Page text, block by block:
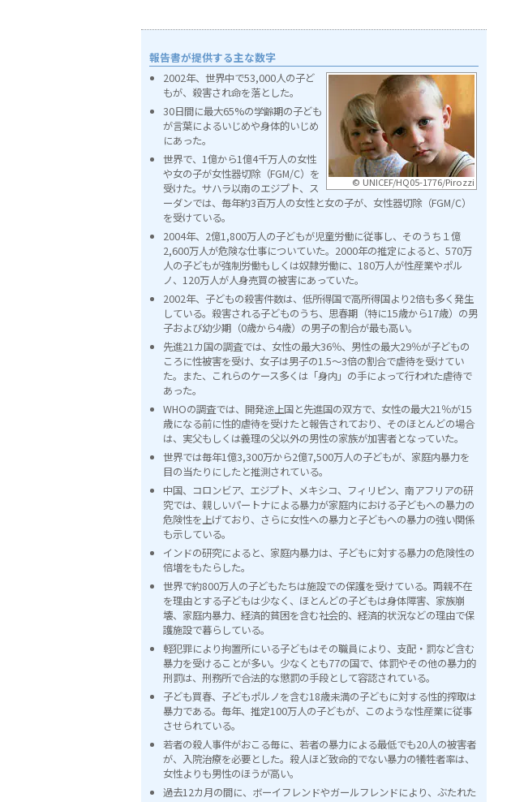
報告書が提供する主な数字
© UNICEF/HQ05-1776/Pirozzi
2002年、世界中で53,000人の子ど
もが、殺害され命を落とした。
30日間に最大65%の学齢期の子ども
が言葉によるいじめや身体的いじめ
にあった。
世界で、1億から1億4千万人の女性
や女の子が女性器切除（FGM/C）を
受けた。サハラ以南のエジプト、ス
ーダンでは、毎年約3百万人の女性と女の子が、女性器切除（FGM/C）
を受けている。
2004年、2億1,800万人の子どもが児童労働に従事し、そのうち１億
2,600万人が危険な仕事についていた。2000年の推定によると、570万
人の子どもが強制労働もしくは奴隷労働に、180万人が性産業やポル
ノ、120万人が人身売買の被害にあっていた。
2002年、子どもの殺害件数は、低所得国で高所得国より2倍も多く発生
している。殺害される子どものうち、思春期（特に15歳から17歳）の男
子および幼少期（0歳から4歳）の男子の割合が最も高い。
先進21カ国の調査では、女性の最大36％、男性の最大29％が子どもの
ころに性被害を受け、女子は男子の1.5〜3倍の割合で虐待を受けてい
た。また、これらのケース多くは「身内」の手によって行われた虐待で
あった。
WHOの調査では、開発途上国と先進国の双方で、女性の最大21％が15
歳になる前に性的虐待を受けたと報告されており、そのほとんどの場合
は、実父もしくは義理の父以外の男性の家族が加害者となっていた。
世界では毎年1億3,300万から2億7,500万人の子どもが、家庭内暴力を
目の当たりにしたと推測されている。
中国、コロンビア、エジプト、メキシコ、フィリピン、南アフリアの研
究では、親しいパートナによる暴力が家庭内における子どもへの暴力の
危険性を上げており、さらに女性への暴力と子どもへの暴力の強い関係
も示している。
インドの研究によると、家庭内暴力は、子どもに対する暴力の危険性の
倍増をもたらした。
世界で約800万人の子どもたちは施設での保護を受けている。両親不在
を理由とする子どもは少なく、ほとんどの子どもは身体障害、家族崩
壊、家庭内暴力、経済的貧困を含む社会的、経済的状況などの理由で保
護施設で暮らしている。
軽犯罪により拘置所にいる子どもはその職員により、支配・罰など含む
暴力を受けることが多い。少なくとも77の国で、体罰やその他の暴力的
刑罰は、刑務所で合法的な懲罰の手段として容認されている。
子ども買春、子どもポルノを含む18歳未満の子どもに対する性的搾取は
暴力である。毎年、推定100万人の子どもが、このような性産業に従事
させられている。
若者の殺人事件がおこる毎に、若者の暴力による最低でも20人の被害者
が、入院治療を必要とした。殺人ほど致命的でない暴力の犠牲者率は、
女性よりも男性のほうが高い。
過去12カ月の間に、ボーイフレンドやガールフレンドにより、ぶたれた